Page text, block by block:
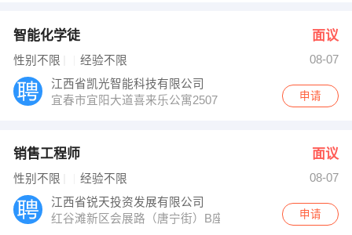
智能化学徒 面议
性别不限 经验不限
08-07
江西省凯光智能科技有限公司
宜春市宜阳大道喜来乐公寓2507
申请
销售工程师 面议
性别不限 经验不限
08-07
江西省锐天投资发展有限公司
红谷滩新区会展路（唐宁街）B座11层1115号-1122号
申请